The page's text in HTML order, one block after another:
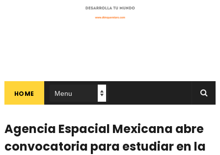
HOME
Agencia Espacial Mexicana abre
convocatoria para estudiar en la